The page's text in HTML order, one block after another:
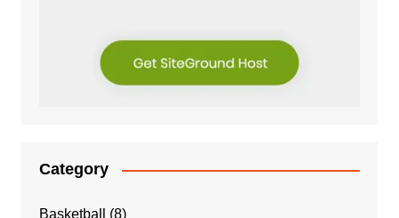
Category
Basketball (8)